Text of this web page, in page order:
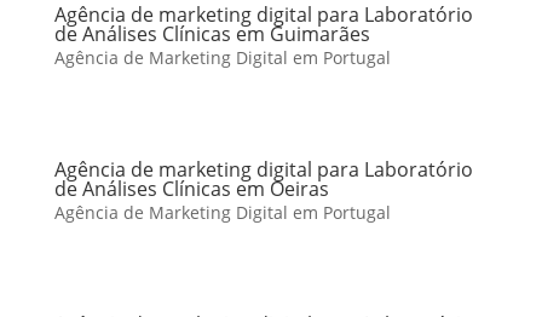
Agência de marketing digital para Laboratório
de Análises Clínicas em Guimarães
Agência de Marketing Digital em Portugal
Agência de marketing digital para Laboratório
de Análises Clínicas em Oeiras
Agência de Marketing Digital em Portugal